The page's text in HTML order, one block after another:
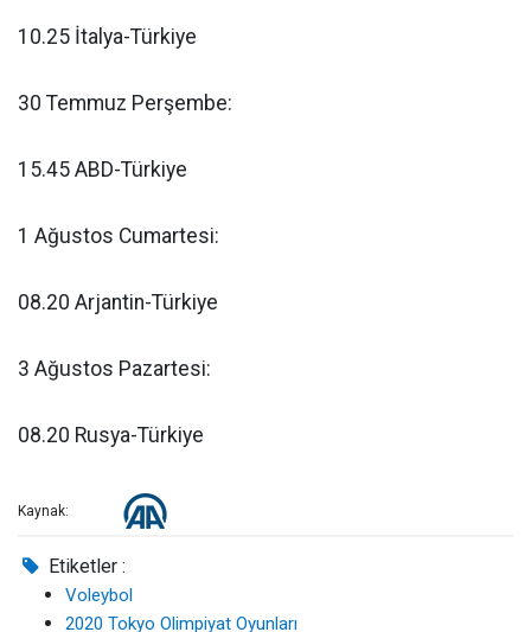
10.25 İtalya-Türkiye
30 Temmuz Perşembe:
15.45 ABD-Türkiye
1 Ağustos Cumartesi:
08.20 Arjantin-Türkiye
3 Ağustos Pazartesi:
08.20 Rusya-Türkiye
Kaynak:
Etiketler :
Voleybol
2020 Tokyo Olimpiyat Oyunları